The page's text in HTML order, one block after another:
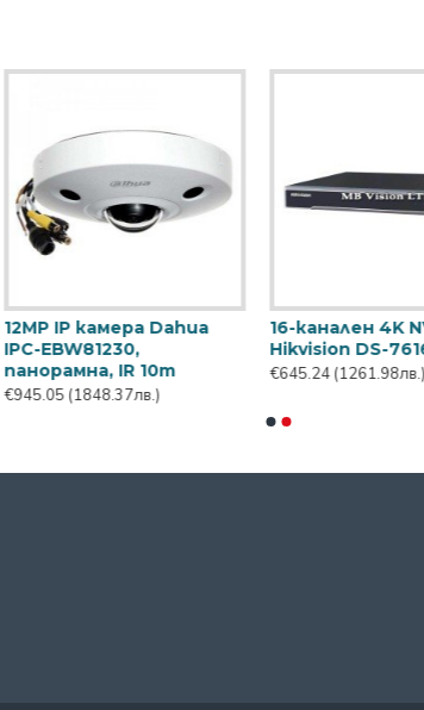
16-канален 4K NVR
Hikvision DS-7616NXI-I2/S
€645.24(1261.98лв.)
16-канален 4K
Hikvision DS-
€253.20